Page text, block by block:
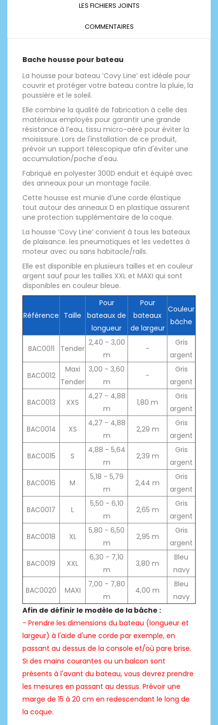
LES FICHIERS JOINTS
COMMENTAIRES
Bache housse pour bateau
La housse pour bateau ‘Covy Line’ est idéale pour
couvrir et protéger votre bateau contre la pluie, la
poussière et le soleil.
Elle combine la qualité de fabrication à celle des
matériaux employés pour garantir une grande
résistance à l’eau, tissu micro-aéré pour éviter la
moisissure. Lors de l'installation de ce produit,
prévoir un support télescopique afin d'éviter une
accumulation/poche d'eau.
Fabriqué en polyester 300D enduit et équipé avec
des anneaux pour un montage facile.
Cette housse est munie d’une corde élastique
tout autour des anneaux D en plastique assurent
une protection supplémentaire de la coque.
La housse ‘Covy Line’ convient à tous les bateaux
de plaisance. les pneumatiques et les vedettes à
moteur avec ou sans habitacle/rails.
Elle est disponible en plusieurs tailles et en couleur
argent sauf pour les tailles XXL et MAXI qui sont
disponibles en couleur bleue.
Référence Taille
Pour
bateaux de
longueur
Pour
bateaux
de largeur
Couleur
bâche
BAC0011 Tender
2,40 - 3,00
m
-
Gris
argent
BAC0012
Maxi
Tender
3,00 - 3,60
m
-
Gris
argent
BAC0013 XXS
4,27 - 4,88
m
1,80 m
Gris
argent
BAC0014 XS
4,27 - 4,88
m
2,29 m
Gris
argent
BAC0015 S
4,88 - 5,64
m
2,39 m
Gris
argent
BAC0016 M
5,18 - 5,79
m
2,44 m
Gris
argent
BAC0017 L
5,50 - 6,10
m
2,65 m
Gris
argent
BAC0018 XL
5,80 - 6,50
m
2,95 m
Gris
argent
BAC0019 XXL
6,30 - 7,10
m
3,80 m
Bleu
navy
BAC0020 MAXI
7,00 - 7,80
m
4,00 m
Bleu
navy
Afin de définir le modèle de la bâche :
- Prendre les dimensions du bateau (longueur et
largeur) à l'aide d'une corde par exemple, en
passant au dessus de la console et/où pare brise.
Si des mains courantes ou un balcon sont
présents à l'avant du bateau, vous devrez prendre
les mesures en passant au dessus. Prévoir une
marge de 15 à 20 cm en redescendant le long de
la coque.